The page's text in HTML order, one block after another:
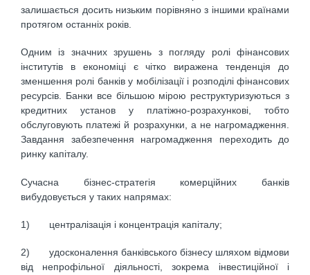
залишається досить низьким порівняно з іншими країнами
протягом останніх років.
Одним із значних зрушень з погляду ролі фінансових
інститутів в економіці є чітко виражена тенденція до
зменшення ролі банків у мобілізації і розподілі фінансових
ресурсів. Банки все більшою мірою реструктуризуються з
кредитних установ у платіжно-розрахункові, тобто
обслуговують платежі й розрахунки, а не нагромадження.
Завдання забезпечення нагромадження переходить до
ринку капіталу.
Сучасна бізнес-стратегія комерційних банків
вибудовується у таких напрямах:
1) централізація і концентрація капіталу;
2) удосконалення банківського бізнесу шляхом відмови
від непрофільної діяльності, зокрема інвестиційної і